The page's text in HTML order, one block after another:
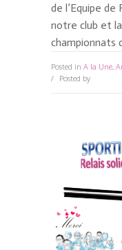
de l’Equipe de
notre club et
championnats
Posted in A la Une,
Posted by